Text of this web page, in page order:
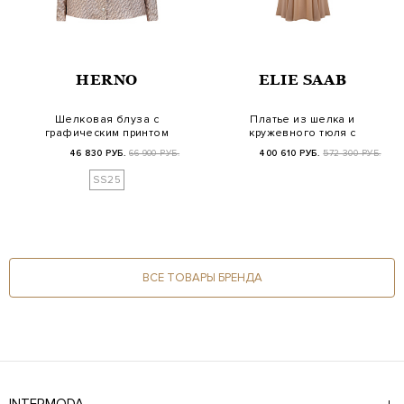
HERNO
Шелковая блуза с
графическим принтом
46 830 РУБ. 66 900 РУБ.
SS25
ELIE SAAB
Платье из шелка и
кружевного тюля с
400 610 РУБ. 572 300 РУБ.
ВСЕ ТОВАРЫ БРЕНДА